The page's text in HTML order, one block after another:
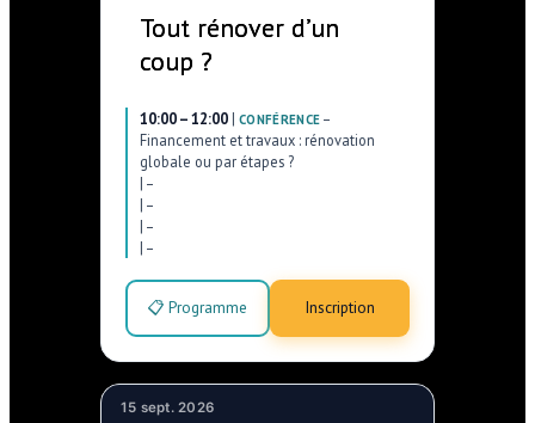
Tout rénover d’un
coup ?
10:00 – 12:00 | CONFÉRENCE –
Financement et travaux : rénovation
globale ou par étapes ?
| –
| –
| –
| –
📋 Programme Inscription
15 sept. 2026